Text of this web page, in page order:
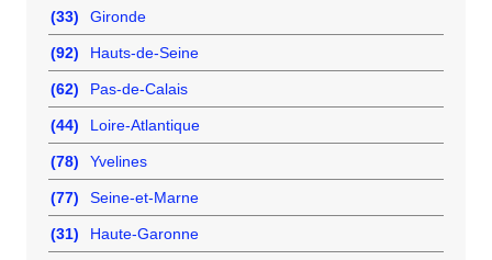
(33) Gironde
(92) Hauts-de-Seine
(62) Pas-de-Calais
(44) Loire-Atlantique
(78) Yvelines
(77) Seine-et-Marne
(31) Haute-Garonne